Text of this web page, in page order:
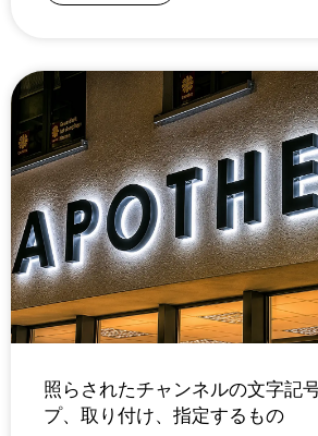
照らされたチャンネルの文字記
プ、取り付け、指定するもの